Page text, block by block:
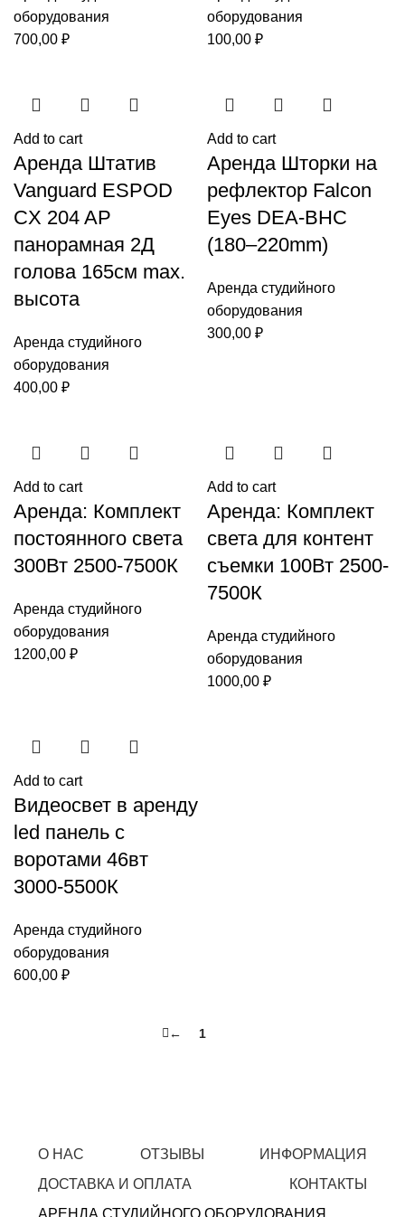
оборудования
700,00 ₽
оборудования
100,00 ₽
Add to cart
Аренда Штатив
Vanguard ESPOD
CX 204 AP
панорамная 2Д
голова 165см max.
высота
Аренда студийного
оборудования
400,00 ₽
Add to cart
Аренда Шторки на
рефлектор Falcon
Eyes DEA-BHC
(180–220mm)
Аренда студийного
оборудования
300,00 ₽
Add to cart
Аренда: Комплект
постоянного света
300Вт 2500-7500К
Аренда студийного
оборудования
1200,00 ₽
Add to cart
Аренда: Комплект
света для контент
съемки 100Вт 2500-
7500К
Аренда студийного
оборудования
1000,00 ₽
Add to cart
Видеосвет в аренду
led панель с
воротами 46вт
3000-5500К
Аренда студийного
оборудования
600,00 ₽
← 1
О НАС ОТЗЫВЫ
ИНФОРМАЦИЯ
ДОСТАВКА И ОПЛАТА
КОНТАКТЫ
АРЕНДА СТУДИЙНОГО ОБОРУДОВАНИЯ